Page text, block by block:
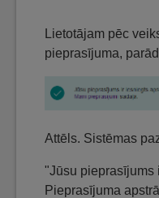
Lietotājam pēc
pieprasījuma,
Attēls. Sistēmas
"Jūsu pieprasījums
Pieprasījuma